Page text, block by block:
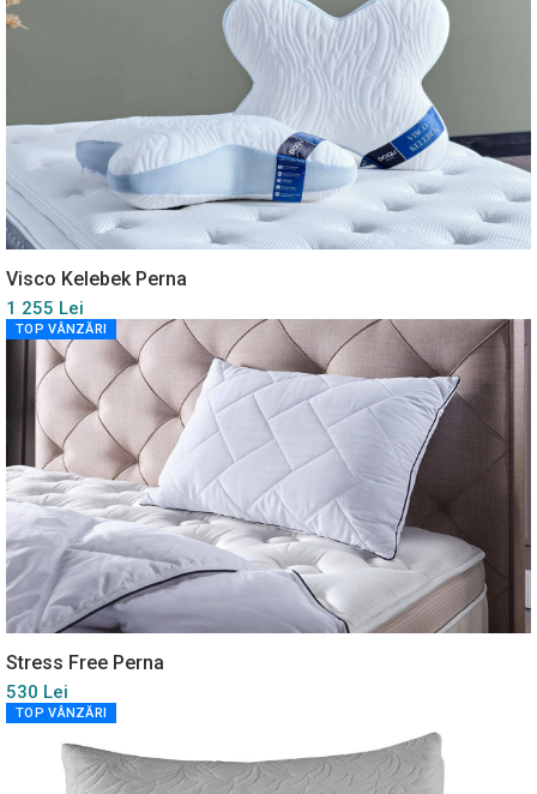
Visco Kelebek Perna
1 255 Lei
TOP VÂNZĂRI
Stress Free Perna
530 Lei
TOP VÂNZĂRI